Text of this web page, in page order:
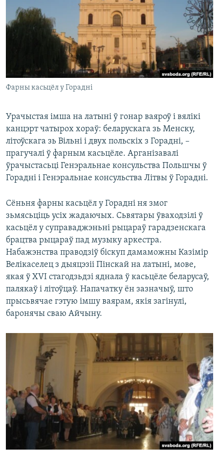
КАЛЯНДАР
НА ХВАЛЯХ СВАБОДЫ
Фарны касьцёл у Горадні
Урачыстая імша на латыні ў гонар ваяроў і вялікі
канцэрт чатырох хораў: беларускага зь Менску,
літоўскага зь Вільні і двух польскіх з Горадні, –
прагучалі ў фарным касьцёле. Арганізавалі
ўрачыстасьці Генэральнае консульства Польшчы ў
Горадні і Генэральнае консульства Літвы ў Горадні.
Сёньня фарны касьцёл у Горадні ня змог
зьмясьціць усіх жадаючых. Сьвятары ўваходзілі ў
касьцёл у суправаджэньні рыцараў гарадзенскага
брацтва рыцараў пад музыку аркестра.
Набажэнства праводзіў біскуп дамаможны Казімір
Велікаселец з дыяцэзіі Пінскай на латыні, мове,
якая ў ХVІ стагодзьдзі яднала ў касьцёле беларусаў,
палякаў і літоўцаў. Напачатку ён зазначыў, што
прысьвячае гэтую імшу ваярам, якія загінулі,
баронячы сваю Айчыну.